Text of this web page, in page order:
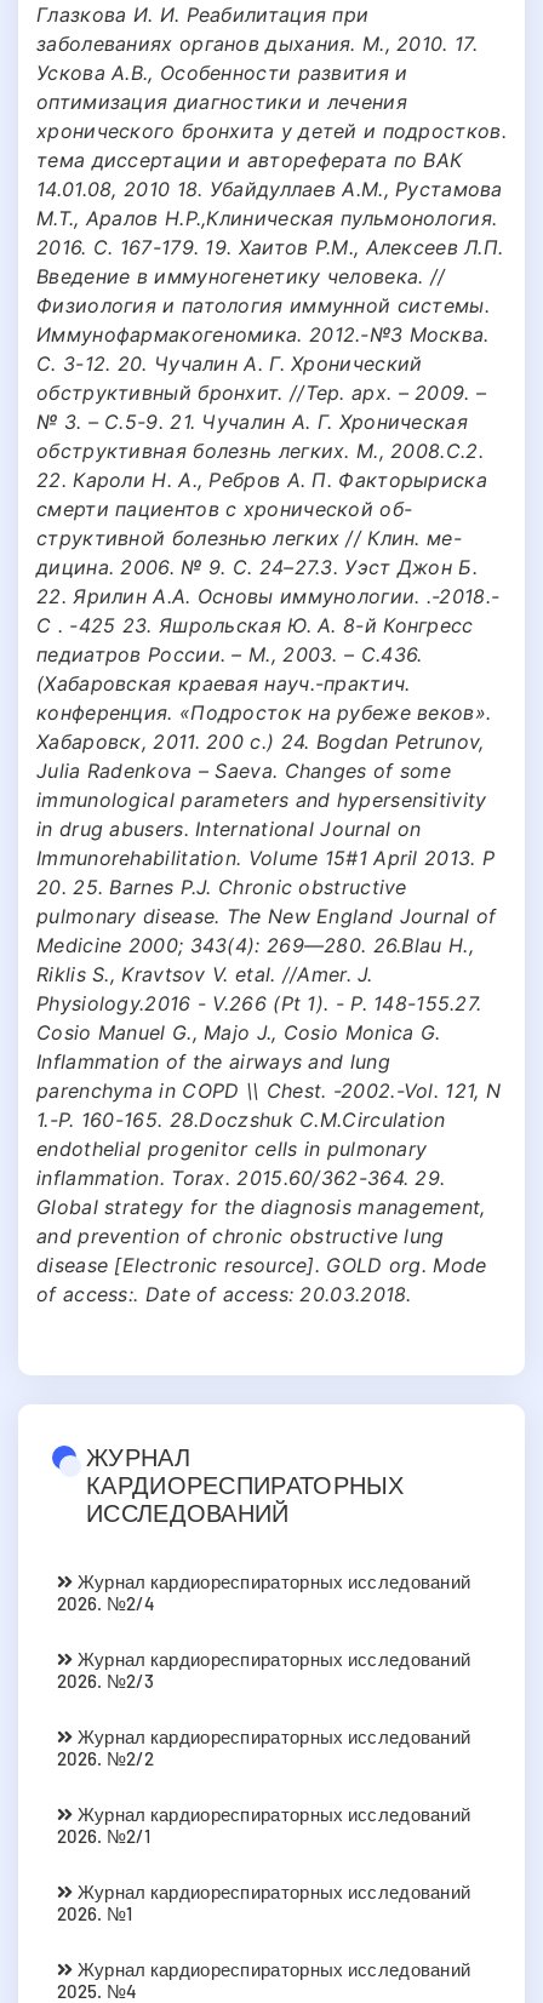
Глазкова И. И. Реабилитация при
заболеваниях органов дыхания. М., 2010. 17.
Ускова А.В., Особенности развития и
оптимизация диагностики и лечения
хронического бронхита у детей и подростков.
тема диссертации и автореферата по ВАК
14.01.08, 2010 18. Убайдуллаев А.М., Рустамова
М.Т., Аралов Н.Р.,Клиническая пульмонология.
2016. С. 167-179. 19. Хаитов Р.М., Алексеев Л.П.
Введение в иммуногенетику человека. //
Физиология и патология иммунной системы.
Иммунофармакогеномика. 2012.-№3 Москва.
С. 3-12. 20. Чучалин А. Г. Хронический
обструктивный бронхит. //Тер. арх. – 2009. –
№ 3. – С.5-9. 21. Чучалин А. Г. Хроническая
обструктивная болезнь легких. М., 2008.С.2.
22. Кароли Н. А., Ребров А. П. Факторыриска
смерти пациентов с хронической об-
структивной болезнью легких // Клин. ме-
дицина. 2006. № 9. С. 24–27.3. Уэст Джон Б.
22. Ярилин А.А. Основы иммунологии. .-2018.-
С . -425 23. Яшрольская Ю. А. 8-й Конгресс
педиатров России. – М., 2003. – С.436.
(Хабаровская краевая науч.-практич.
конференция. «Подросток на рубеже веков».
Хабаровск, 2011. 200 с.) 24. Bogdan Petrunov,
Julia Radenkova – Saeva. Changes of some
immunological parameters and hypersensitivity
in drug abusers. International Journal on
Immunorehabilitation. Volume 15#1 April 2013. P
20. 25. Barnes P.J. Chronic obstructive
pulmonary disease. The New England Journal of
Medicine 2000; 343(4): 269—280. 26.Blau H.,
Riklis S., Kravtsov V. etal. //Amer. J.
Physiology.2016 - V.266 (Pt 1). - P. 148-155.27.
Cosio Manuel G., Majo J., Cosio Monica G.
Inflammation of the airways and lung
parenchyma in COPD \\ Chest. -2002.-Vol. 121, N
1.-P. 160-165. 28.Doczshuk C.M.Circulation
endothelial progenitor cells in pulmonary
inflammation. Torax. 2015.60/362-364. 29.
Global strategy for the diagnosis management,
and prevention of chronic obstructive lung
disease [Electronic resource]. GOLD org. Mode
of access:. Date of access: 20.03.2018.
ЖУРНАЛ
КАРДИОРЕСПИРАТОРНЫХ
ИССЛЕДОВАНИЙ
Журнал кардиореспираторных исследований
2026. №2/4
Журнал кардиореспираторных исследований
2026. №2/3
Журнал кардиореспираторных исследований
2026. №2/2
Журнал кардиореспираторных исследований
2026. №2/1
Журнал кардиореспираторных исследований
2026. №1
Журнал кардиореспираторных исследований
2025. №4